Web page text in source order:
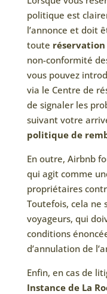
politique est
l’annonce et doit
toute
non-conformité
vous pouvez
via le Centre de
de signaler les
suivant votre
politique de
En outre, Airbnb
qui agit comme
propriétaires
Toutefois, cela ne
voyageurs, qui
conditions
d’annulation de
Enfin, en cas de
Instance de La